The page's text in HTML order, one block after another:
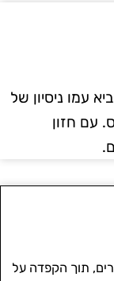
עמו ניסיון של
עם חזון
תוך הקפדה על